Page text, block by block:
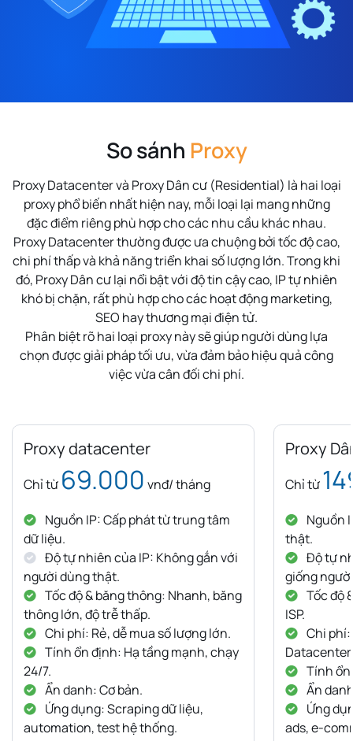
So sánh Proxy
Proxy Datacenter và Proxy Dân cư (Residential) là hai loại
proxy phổ biến nhất hiện nay, mỗi loại lại mang những
đặc điểm riêng phù hợp cho các nhu cầu khác nhau.
Proxy Datacenter thường được ưa chuộng bởi tốc độ cao,
chi phí thấp và khả năng triển khai số lượng lớn. Trong khi
đó, Proxy Dân cư lại nổi bật với độ tin cậy cao, IP tự nhiên
khó bị chặn, rất phù hợp cho các hoạt động marketing,
SEO hay thương mại điện tử.
Phân biệt rõ hai loại proxy này sẽ giúp người dùng lựa
chọn được giải pháp tối ưu, vừa đảm bảo hiệu quả công
việc vừa cân đối chi phí.
Proxy datacenter
Chỉ từ 69.000 vnđ/ tháng
Nguồn IP: Cấp phát từ trung tâm
dữ liệu.
Độ tự nhiên của IP: Không gắn với
người dùng thật.
Tốc độ & băng thông: Nhanh, băng
thông lớn, độ trễ thấp.
Chi phí: Rẻ, dễ mua số lượng lớn.
Tính ổn định: Hạ tầng mạnh, chạy
24/7.
Ẩn danh: Cơ bản.
Ứng dụng: Scraping dữ liệu,
automation, test hệ thống.
Proxy
Chỉ từ
Nguồn
thật.
Độ tự
giống
Tốc độ
ISP.
Chi
Datacenter.
Tính ổn
Ẩn
Ứng
ads, e-